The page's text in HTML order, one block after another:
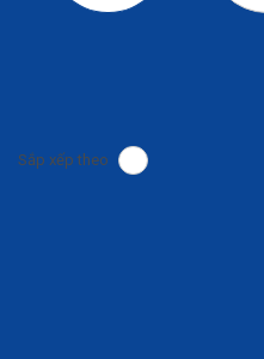
Sắp xếp theo
Tủ giày thông minh, thiết kế